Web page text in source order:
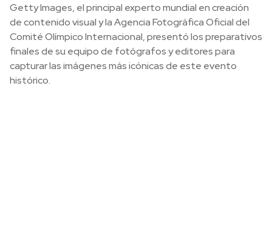
Getty Images, el principal experto mundial en creación
de contenido visual y la Agencia Fotográfica Oficial del
Comité Olímpico Internacional, presentó los preparativos
finales de su equipo de fotógrafos y editores para
capturar las imágenes más icónicas de este evento
histórico.